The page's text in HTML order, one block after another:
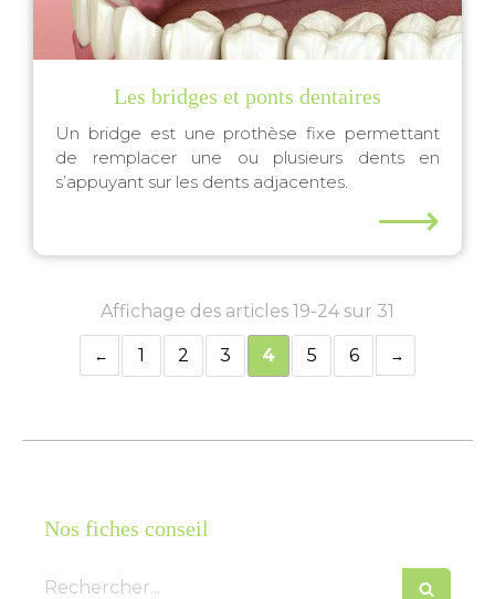
Les bridges et ponts dentaires
Un bridge est une prothèse fixe permettant
de remplacer une ou plusieurs dents en
s’appuyant sur les dents adjacentes.
⟶
Affichage des articles 19-24 sur 31
1 2 3 4 5 6
Nos fiches conseil
Rechercher